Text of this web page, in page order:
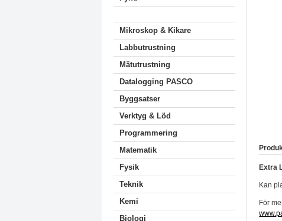
Mikroskop & Kikare
Labbutrustning
Mätutrustning
Datalogging PASCO
Byggsatser
Verktyg & Löd
Programmering
Matematik
Fysik
Teknik
Kemi
Biologi
Extra
Kan
För